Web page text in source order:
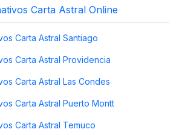
Carta Astral Online
Carta Astral Santiago
Carta Astral Providencia
Carta Astral Las Condes
Carta Astral Puerto Montt
Carta Astral Temuco